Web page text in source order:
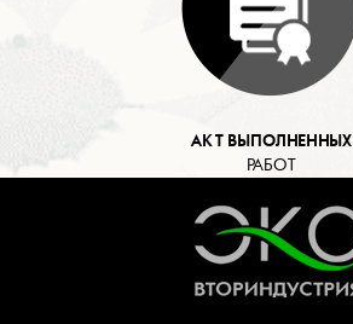
АКТ ВЫПОЛНЕННЫХ
РАБОТ